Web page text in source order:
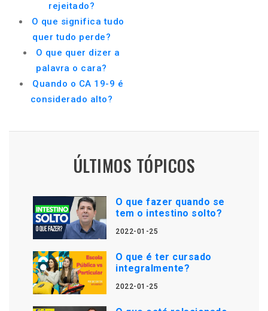
rejeitado?
O que significa tudo
quer tudo perde?
O que quer dizer a
palavra o cara?
Quando o CA 19-9 é
considerado alto?
ÚLTIMOS TÓPICOS
O que fazer quando se
tem o intestino solto?
2022-01-25
O que é ter cursado
integralmente?
2022-01-25